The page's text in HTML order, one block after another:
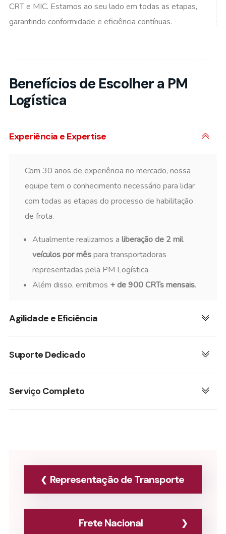
CRT e MIC. Estamos ao seu lado em todas as etapas,
garantindo conformidade e eficiência contínuas.
Benefícios de Escolher a PM
Logística
Experiência e Expertise
Com 30 anos de experiência no mercado, nossa
equipe tem o conhecimento necessário para lidar
com todas as etapas do processo de habilitação
de frota.
Atualmente realizamos a liberação de 2 mil
veículos por mêspara transportadoras
representadas pela PM Logística.
Além disso, emitimos + de 900 CRTs mensais.
Agilidade e Eficiência
Suporte Dedicado
Serviço Completo
Representação de Transporte
Frete Nacional